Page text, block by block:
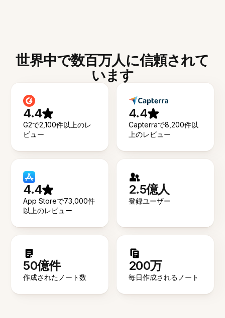
世界中で数百万人に信頼されて
います
4.4
G2で2,100件以上のレ
ビュー
4.4
Capterraで8,200件以
上のレビュー
4.4
App Storeで73,000件
以上のレビュー
2.5億人
登録ユーザー
50億件
作成されたノート数
200万
毎日作成されるノート